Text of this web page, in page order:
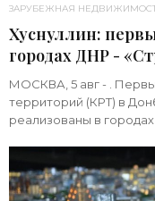
ЗАРУБЕЖНАЯ
Хуснуллин:
городах ДНР -
МОСКВА, 5 авг - .
территорий (КРТ) в
реализованы в